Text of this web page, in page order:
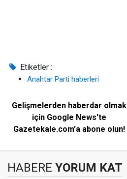
Etiketler :
Anahtar Parti haberleri
Gelişmelerden haberdar olmak
için Google News'te
Gazetekale.com'a abone olun!
HABERE YORUM KAT